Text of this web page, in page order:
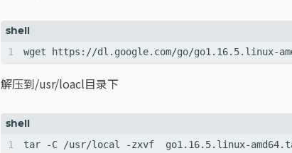
解压到/usr/loacl目录下